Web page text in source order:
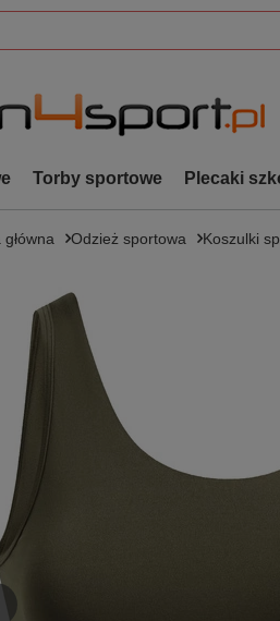
Torby sportowe Plecaki
Odzież sportowa Koszulki